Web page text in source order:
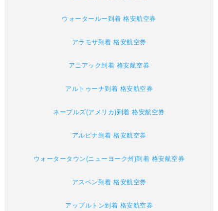
ウォータールー到着 格安航空券
アラモサ到着 格安航空券
アニアック到着 格安航空券
アルトゥーナ到着 格安航空券
ネープルズ(アメリカ)到着 格安航空券
アルピナ到着 格安航空券
ウォータータウン(ニューヨーク州)到着 格安航空券
アスペン到着 格安航空券
アップルトン到着 格安航空券